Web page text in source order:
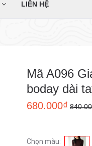
LIÊN HỆ
Mã A096
boday dài
680.000₫
Chọn màu: